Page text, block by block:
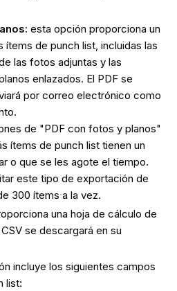
: esta opción proporciona un
ítems de punch list, incluidas las
las fotos adjuntas y las
enlazados. El PDF se
por correo electrónico como
de "PDF con fotos y planos"
ítems de punch list tienen un
o que se les agote el tiempo.
este tipo de exportación de
300 ítems a la vez.
una hoja de cálculo de
se descargará en su
incluye los siguientes campos
list: